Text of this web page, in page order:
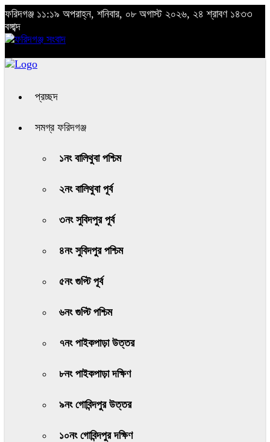
ফরিদগঞ্জ ১১:১৯ অপরাহ্ন, শনিবার, ০৮ অগাস্ট ২০২৬, ২৪ শ্রাবণ ১৪৩৩
বঙ্গাব্দ
প্রচ্ছদ
সমগ্র ফরিদগঞ্জ
১নং বালিথুবা পশ্চিম
২নং বালিথুবা পূর্ব
৩নং সুবিদপুর পূর্ব
৪নং সুবিদপুর পশ্চিম
৫নং গুপ্টি পূর্ব
৬নং গুপ্টি পশ্চিম
৭নং পাইকপাড়া উত্তর
৮নং পাইকপাড়া দক্ষিণ
৯নং গোবিন্দপুর উত্তর
১০নং গোবিন্দপুর দক্ষিণ